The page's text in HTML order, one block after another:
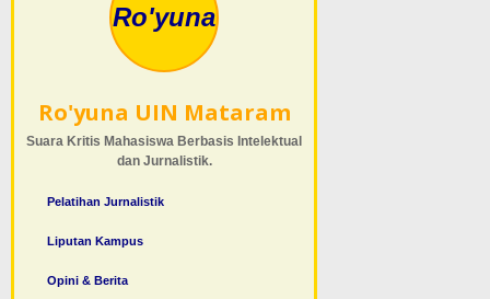
Ro'yuna
Ro'yuna UIN Mataram
Suara Kritis Mahasiswa Berbasis Intelektual
dan Jurnalistik.
Pelatihan Jurnalistik
Liputan Kampus
Opini & Berita